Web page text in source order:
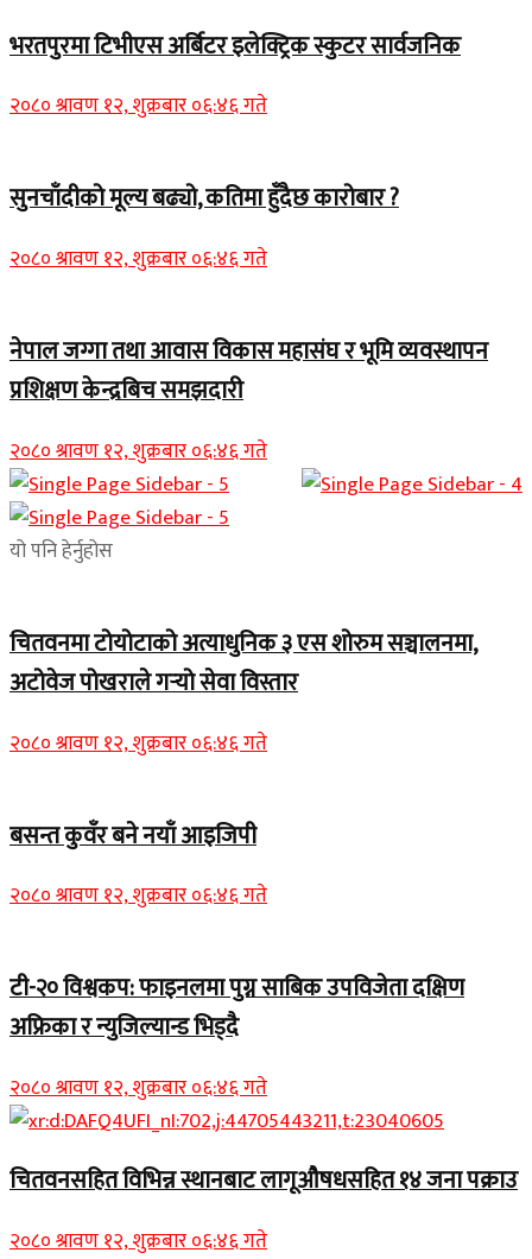
भरतपुरमा टिभीएस अर्बिटर इलेक्ट्रिक स्कुटर सार्वजनिक
२०८० श्रावण १२, शुक्रबार ०६:४६ गते
सुनचाँदीको मूल्य बढ्यो, कतिमा हुँदैछ कारोबार ?
२०८० श्रावण १२, शुक्रबार ०६:४६ गते
नेपाल जग्गा तथा आवास विकास महासंघ र भूमि व्यवस्थापन
प्रशिक्षण केन्द्रबिच समझदारी
२०८० श्रावण १२, शुक्रबार ०६:४६ गते
यो पनि हेर्नुहोस
चितवनमा टोयोटाको अत्याधुनिक ३ एस शोरुम सञ्चालनमा,
अटोवेज पोखराले गर्‍यो सेवा विस्तार
२०८० श्रावण १२, शुक्रबार ०६:४६ गते
बसन्त कुवँर बने नयाँ आइजिपी
२०८० श्रावण १२, शुक्रबार ०६:४६ गते
टी-२० विश्वकप: फाइनलमा पुग्न साबिक उपविजेता दक्षिण
अफ्रिका र न्युजिल्यान्ड भिड्दै
२०८० श्रावण १२, शुक्रबार ०६:४६ गते
चितवनसहित विभिन्न स्थानबाट लागूऔषधसहित १४ जना पक्राउ
२०८० श्रावण १२, शुक्रबार ०६:४६ गते